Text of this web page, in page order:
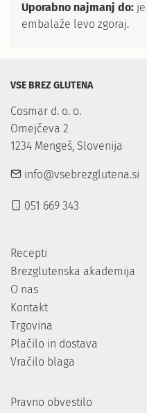
Uporabno najmanj do:
embalaže levo zgoraj.
VSE BREZ GLUTENA
Cosmar d. o. o.
Omejčeva 2
1234 Mengeš, Slovenija
info@vsebrezglutena.si
051 669 343
Recepti
Brezglutenska akademija
O nas
Kontakt
Trgovina
Plačilo in dostava
Vračilo blaga
Pravno obvestilo